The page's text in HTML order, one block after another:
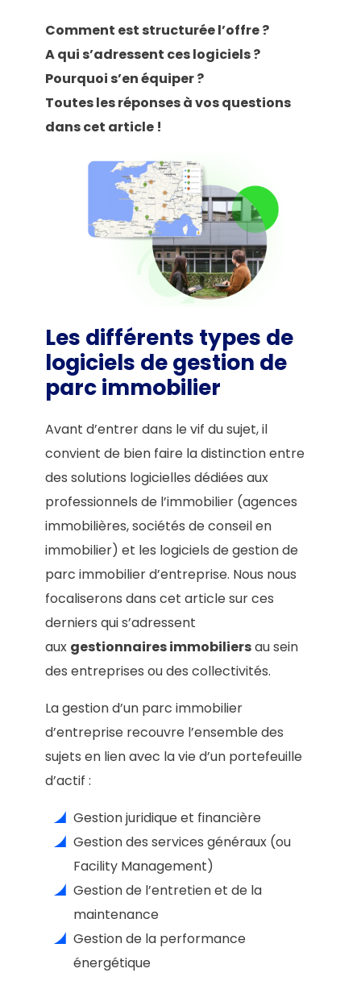
Comment est structurée l’offre ?
A qui s’adressent ces logiciels ?
Pourquoi s’en équiper ?
Toutes les réponses à vos questions
dans cet article !
Les différents types de
logiciels de gestion de
parc immobilier
Avant d’entrer dans le vif du sujet, il
convient de bien faire la distinction entre
des solutions logicielles dédiées aux
professionnels de l’immobilier (agences
immobilières, sociétés de conseil en
immobilier) et les logiciels de gestion de
parc immobilier d’entreprise. Nous nous
focaliserons dans cet article sur ces
derniers qui s’adressent
aux gestionnaires immobiliersau sein
des entreprises ou des collectivités.
La gestion d’un parc immobilier
d’entreprise recouvre l’ensemble des
sujets en lien avec la vie d’un portefeuille
d’actif :
Gestion juridique et financière
Gestion des services généraux (ou
Facility Management)
Gestion de l’entretien et de la
maintenance
Gestion de la performance
énergétique